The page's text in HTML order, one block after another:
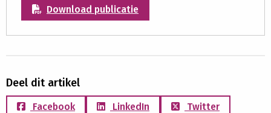
Download publicatie
Deel dit artikel
Facebook LinkedIn
Twitter